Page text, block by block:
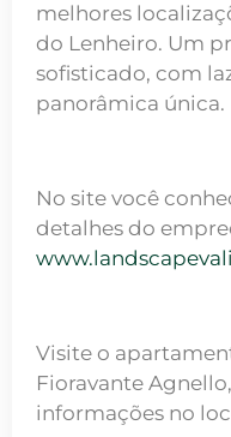
melhores
do Lenheiro. Um
sofisticado, com
panorâmica única.
No site você
detalhes do
Visite o
Fioravante
informações no